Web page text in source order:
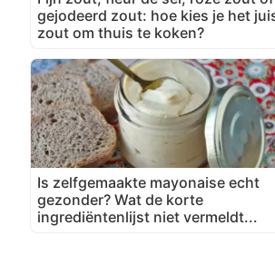
gejodeerd zout: hoe kies je het
zout om thuis te koken?
Is zelfgemaakte mayonaise echt
gezonder? Wat de korte
ingrediëntenlijst niet vermeldt...